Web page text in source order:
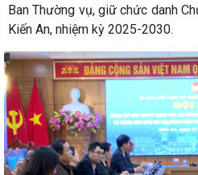
Ban Thường vụ, giữ chức danh
Kiến An, nhiệm kỳ 2025-2030.